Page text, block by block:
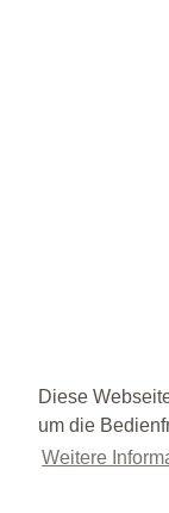
Diese
um die
Weitere